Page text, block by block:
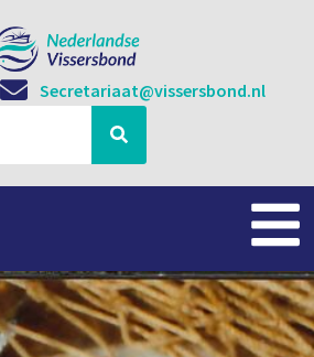
Secretariaat@vissersbond.nl